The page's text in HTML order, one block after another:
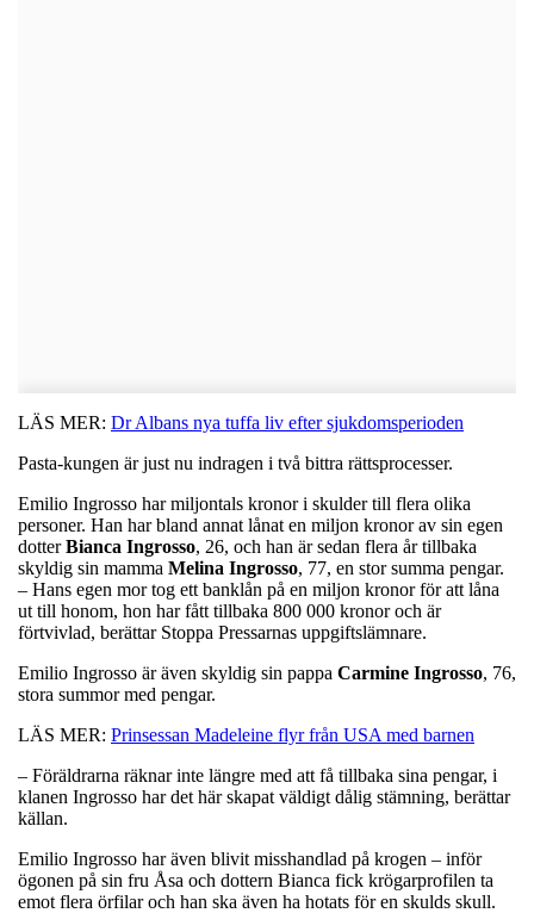
LÄS MER: Dr Albans nya tuffa liv efter sjukdomsperioden
Pasta-kungen är just nu indragen i två bittra rättsprocesser.
Emilio Ingrosso har miljontals kronor i skulder till flera olika
personer. Han har bland annat lånat en miljon kronor av sin egen
dotterBianca Ingrosso, 26, och han är sedan flera år tillbaka
skyldig sin mamma Melina Ingrosso, 77, en stor summa pengar.
– Hans egen mor tog ett banklån på en miljon kronor för att låna
ut till honom, hon har fått tillbaka 800 000 kronor och är
förtvivlad, berättar Stoppa Pressarnas uppgiftslämnare.
Emilio Ingrosso är även skyldig sin pappa Carmine Ingrosso, 76,
stora summor med pengar.
LÄS MER: Prinsessan Madeleine flyr från USA med barnen
– Föräldrarna räknar inte längre med att få tillbaka sina pengar, i
klanen Ingrosso har det här skapat väldigt dålig stämning, berättar
källan.
Emilio Ingrosso har även blivit misshandlad på krogen – inför
ögonen på sin fru Åsa och dottern Bianca fick krögarprofilen ta
emot flera örfilar och han ska även ha hotats för en skulds skull.